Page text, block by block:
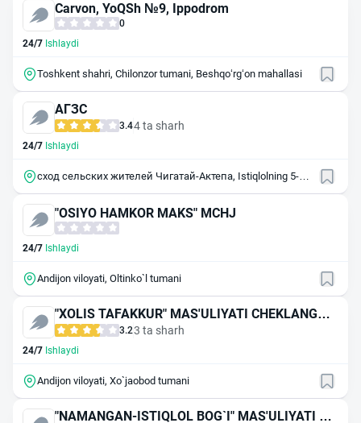
Carvon, YoQSh №9, Ippodrom
0
24/7 Ishlaydi
Toshkent shahri, Chilonzor tumani, Beshqo‘rg‘on mahallasi
АГЗС
3.44 ta sharh
24/7 Ishlaydi
сход сельских жителей Чигатай-Актепа, Istiqlolning 5-
"OSIYO HAMKOR MAKS" MCHJ
24/7 Ishlaydi
Andijon viloyati, Oltinko`l tumani
"XOLIS TAFAKKUR" MAS'ULIYATI CHEKLANGAN
JAMIYAT
3.23 ta sharh
24/7 Ishlaydi
Andijon viloyati, Xo`jaobod tumani
"NAMANGAN-ISTIQLOL BOG`I" MAS'ULIYATI CH